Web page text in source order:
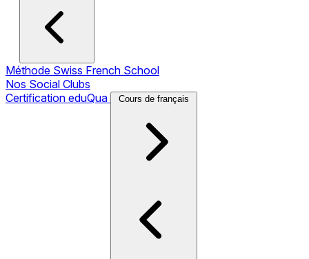
Méthode Swiss French School
Nos Social Clubs
Certification eduQua
Cours de français